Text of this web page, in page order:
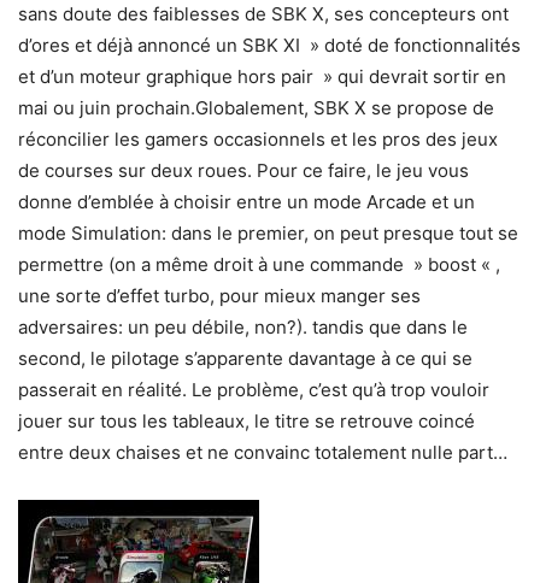
sans doute des faiblesses de SBK X, ses concepteurs ont
d’ores et déjà annoncé un SBK XI » doté de fonctionnalités
et d’un moteur graphique hors pair » qui devrait sortir en
mai ou juin prochain.Globalement, SBK X se propose de
réconcilier les gamers occasionnels et les pros des jeux
de courses sur deux roues. Pour ce faire, le jeu vous
donne d’emblée à choisir entre un mode Arcade et un
mode Simulation: dans le premier, on peut presque tout se
permettre (on a même droit à une commande » boost « ,
une sorte d’effet turbo, pour mieux manger ses
adversaires: un peu débile, non?). tandis que dans le
second, le pilotage s’apparente davantage à ce qui se
passerait en réalité. Le problème, c’est qu’à trop vouloir
jouer sur tous les tableaux, le titre se retrouve coincé
entre deux chaises et ne convainc totalement nulle part…